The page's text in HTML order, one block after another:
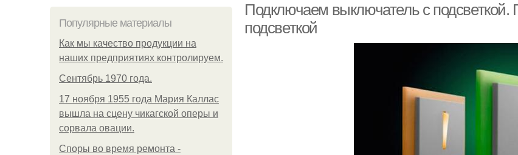
Популярные материалы
Как мы качество продукции на
наших предприятиях контролируем.
Сентябрь 1970 года.
17 ноября 1955 года Мария Каллас
вышла на сцену чикагской оперы и
сорвала овации.
Споры во время ремонта -
Подключаем выключатель с
подсветкой